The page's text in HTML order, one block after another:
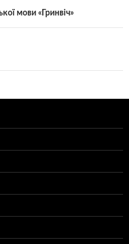
мови «Гринвіч»